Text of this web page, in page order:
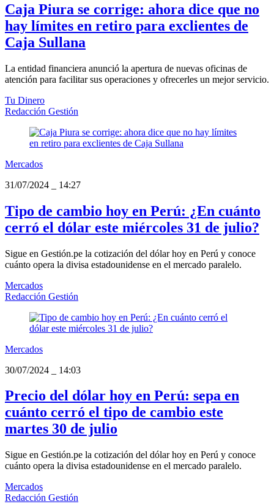
Caja Piura se corrige: ahora dice que no
hay límites en retiro para exclientes de
Caja Sullana
La entidad financiera anunció la apertura de nuevas oficinas de
atención para facilitar sus operaciones y ofrecerles un mejor servicio.
Tu Dinero
Redacción Gestión
Mercados
31/07/2024
14:27
Tipo de cambio hoy en Perú: ¿En cuánto
cerró el dólar este miércoles 31 de julio?
Sigue en Gestión.pe la cotización del dólar hoy en Perú y conoce
cuánto opera la divisa estadounidense en el mercado paralelo.
Mercados
Redacción Gestión
Mercados
30/07/2024
14:03
Precio del dólar hoy en Perú: sepa en
cuánto cerró el tipo de cambio este
martes 30 de julio
Sigue en Gestión.pe la cotización del dólar hoy en Perú y conoce
cuánto opera la divisa estadounidense en el mercado paralelo.
Mercados
Redacción Gestión